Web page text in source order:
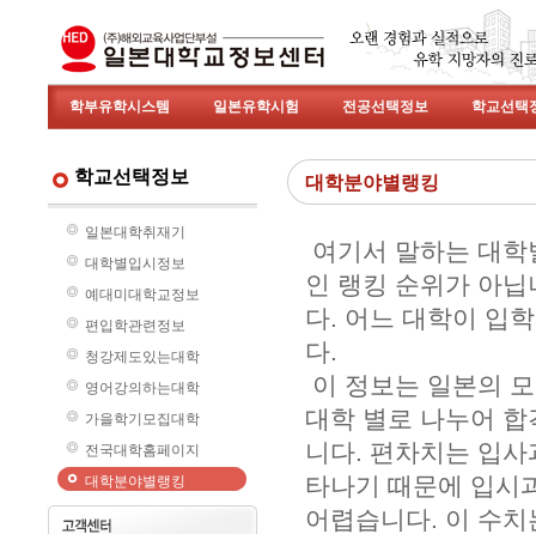
학부유학시스템 일본유학시험 전공선택정보 학교선택
학교선택정보
일본대학취재기
대학별입시정보
예대미대학교정보
편입학관련정보
청강제도있는대학
영어강의하는대학
가을학기모집대학
전국대학홈페이지
대학분야별랭킹
대학분야별랭킹
여기서 말하는 대
인 랭킹 순위가 아
다. 어느 대학이 입
다.
이 정보는 일본의
대학 별로 나누어
니다. 편차치는 입
타나기 때문에 입시
어렵습니다. 이 수